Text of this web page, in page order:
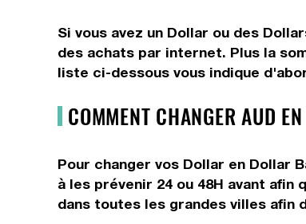
Si vous avez un Dollar ou des
des achats par internet. Plus la
liste ci-dessous vous indique
COMMENT CHANGER AUD
Pour changer vos Dollar en Dollar
à les prévenir 24 ou 48H avant
dans toutes les grandes villes afin